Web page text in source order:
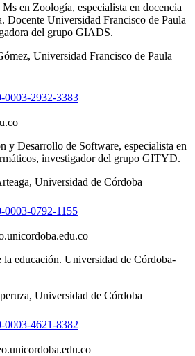
en Zoología, especialista en docencia
Docente Universidad Francisco de Paula
del grupo GIADS.
Universidad Francisco de Paula
0003-2932-3383
y Desarrollo de Software, especialista en
investigador del grupo GITYD.
Universidad de Córdoba
0003-0792-1155
educación. Universidad de Córdoba-
Universidad de Córdoba
0003-4621-8382